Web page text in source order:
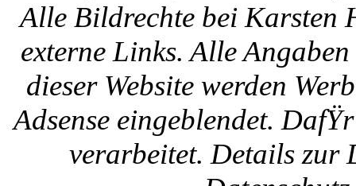
Alle Bildrechte bei Karsten
externe Links. Alle
dieser Website werden
Adsense eingeblendet.
verarbeitet. Details zur